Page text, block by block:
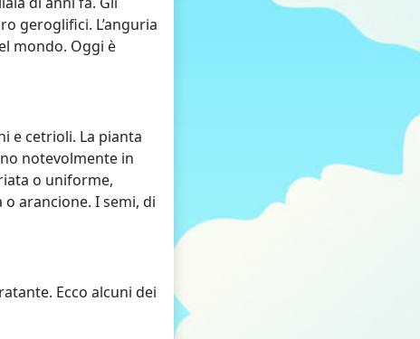
geroglifici. L’anguria
mondo. Oggi è
e cetrioli. La pianta
notevolmente in
o uniforme,
arancione. I semi, di
Ecco alcuni dei